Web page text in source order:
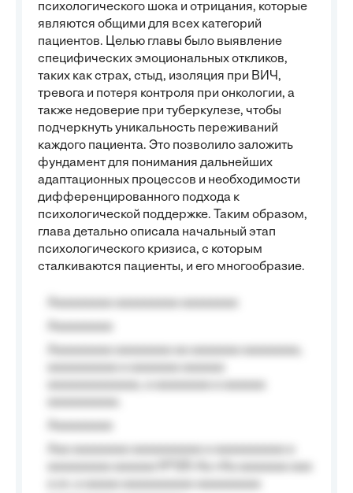
психологического шока и отрицания, которые
являются общими для всех категорий
пациентов. Целью главы было выявление
специфических эмоциональных откликов,
таких как страх, стыд, изоляция при ВИЧ,
тревога и потеря контроля при онкологии, а
также недоверие при туберкулезе, чтобы
подчеркнуть уникальность переживаний
каждого пациента. Это позволило заложить
фундамент для понимания дальнейших
адаптационных процессов и необходимости
дифференцированного подхода к
психологической поддержке. Таким образом,
глава детально описала начальный этап
психологического кризиса, с которым
сталкиваются пациенты, и его многообразие.